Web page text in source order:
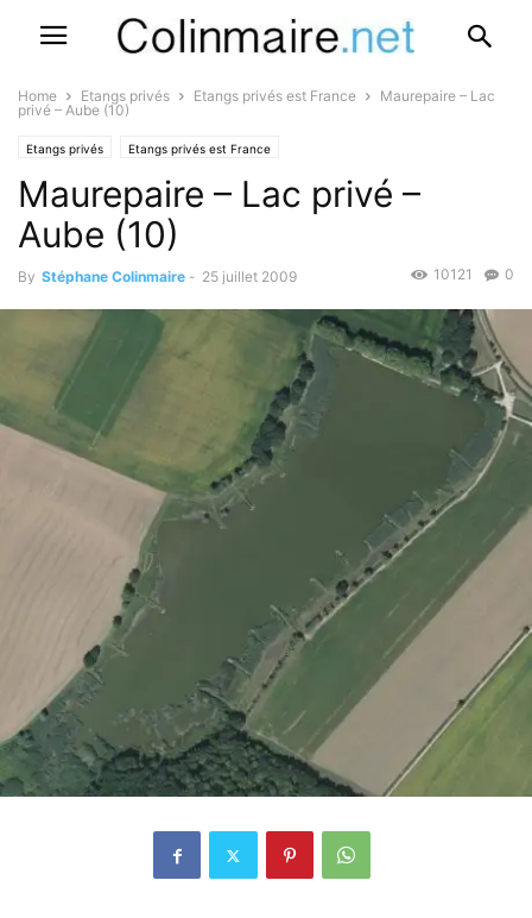
Home Etangs privés Etangs privés est France
Maurepaire – Lac
privé – Aube (10)
Etangs privés Etangs privés est France
Maurepaire – Lac privé –
Aube (10)
By Stéphane Colinmaire - 25 juillet 2009 0
10121